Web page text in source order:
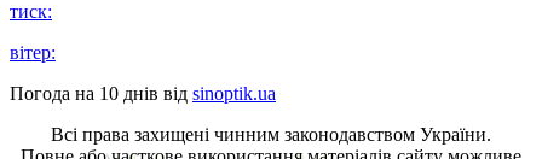
тиск:
вітер:
Погода на 10 днів від sinoptik.ua
Всі права захищені чинним законодавством України.